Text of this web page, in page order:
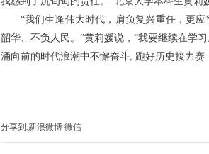
“我们生逢伟大时代，肩负复兴重任，更
韶华、不负人民。”黄莉媛说，“我要继续在学
涌向前的时代浪潮中不懈奋斗, 跑好历史接力
分享到:新浪微博 微信